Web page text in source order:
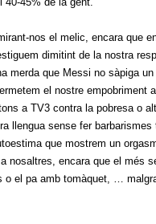
nos el melic, encara que
dimitint de la nostra
merda que Messi no sàpiga
el nostre
a TV3 contra la pobresa o
llengua sense fer
que mostrem un
nosaltres, encara que el més
o el pa amb tomàquet, …